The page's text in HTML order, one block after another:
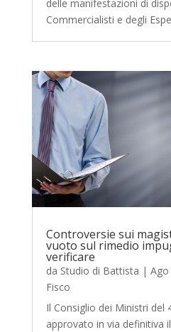
delle manifestazioni di
Commercialisti e degli
Controversie sui
vuoto sul rimedio
verificare
da Studio di Battista | Ago
Fisco
Il Consiglio dei Ministri del
approvato in via definitiva